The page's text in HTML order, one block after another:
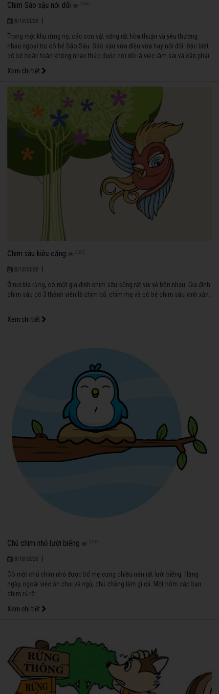
Chim Sáo sậu nói dối 2640
8/18/2020 |
Trong một khu rừng nọ, các con vật sống rất hòa thuận và yêu thương
nhau ngoại trừ cô bé Sáo Sậu. Sáo sậu vừa điệu vừa hay nói dối. Đặc biệt
cô bé hoàn toàn không nhận thức đuộc nói dối là việc làm sai và cần phải
Xem chi tiết
Chim sâu kiêu căng
8/18/2020
Ở nơi bìa rừng, có một gia đình chim sâu sống rất vui vẻ bên nhau. Gia đình
chim sâu có 3 thành viên là chim bố, chim mẹ và cô bé chim sâu xinh xắn.
Xem chi tiết
Chú chim nhỏ lười biếng 2107
8/18/2020
Có một chú chim nhỏ được bố mẹ cưng chiều nên rất lười biếng. Hằng
ngày, ngoài việc ăn chơi và ngủ, chú chẳng làm gì cả. Một hôm các bạn
chim rủ rê:
Xem chi tiết